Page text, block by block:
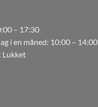
– 17:30
i en måned: 10:00 – 14:00
Lukket